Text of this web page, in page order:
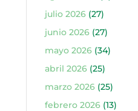
julio 2026(27)
junio 2026(27)
mayo 2026(34)
abril 2026(25)
marzo 2026(25)
febrero 2026(13)